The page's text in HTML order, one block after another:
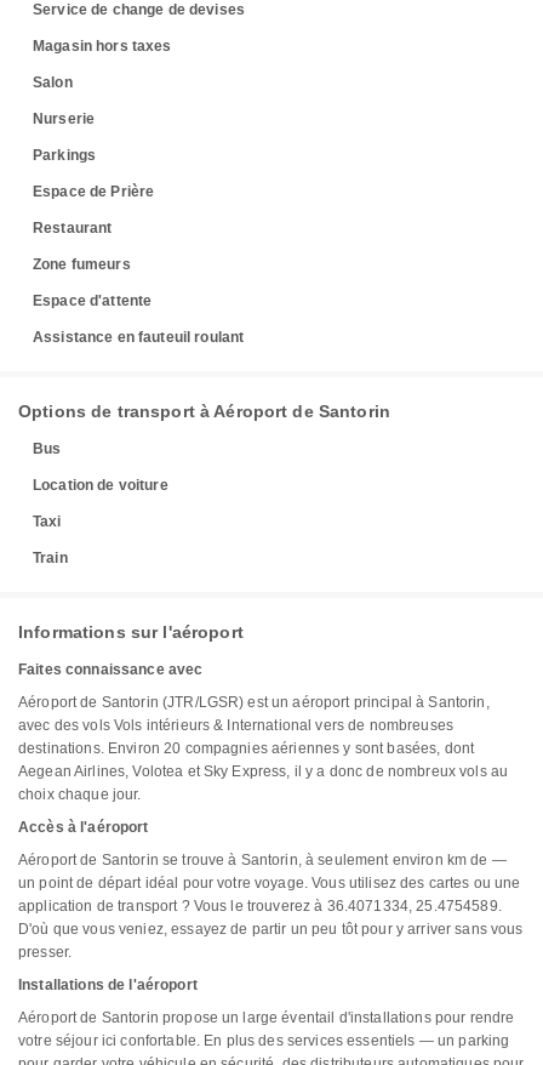
Service de change de devises
Magasin hors taxes
Salon
Nurserie
Parkings
Espace de Prière
Restaurant
Zone fumeurs
Espace d'attente
Assistance en fauteuil roulant
Options de transport à Aéroport de Santorin
Bus
Location de voiture
Taxi
Train
Informations sur l'aéroport
Faites connaissance avec
Aéroport de Santorin (JTR/LGSR) est un aéroport principal à Santorin,
avec des vols Vols intérieurs & International vers de nombreuses
destinations. Environ 20 compagnies aériennes y sont basées, dont
Aegean Airlines, Volotea et Sky Express, il y a donc de nombreux vols au
choix chaque jour.
Accès à l'aéroport
Aéroport de Santorin se trouve à Santorin, à seulement environ km de —
un point de départ idéal pour votre voyage. Vous utilisez des cartes ou une
application de transport ? Vous le trouverez à 36.4071334, 25.4754589.
D'où que vous veniez, essayez de partir un peu tôt pour y arriver sans vous
presser.
Installations de l'aéroport
Aéroport de Santorin propose un large éventail d'installations pour rendre
votre séjour ici confortable. En plus des services essentiels — un parking